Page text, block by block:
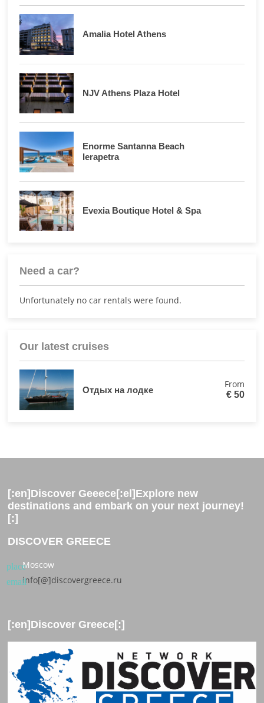
Amalia Hotel Athens
NJV Athens Plaza Hotel
Enorme Santanna Beach
Ierapetra
Evexia Boutique Hotel & Spa
Need a car?
Unfortunately no car rentals were found.
Our latest cruises
Отдых на лодке From
€ 50
[:en]Discover Geeece[:el]Explore new
destinations and embark on your next journey!
[:]
DISCOVER GREECE
placeMoscow
emailinfo[@]discovergreece.ru
[:en]Discover Greece[:]